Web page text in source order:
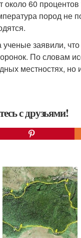
около 60
пород не
заявили,
По словам
местностях,
с друзьями!